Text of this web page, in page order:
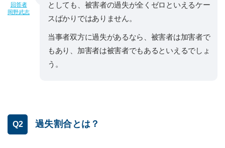
回答者
岡野武志
としても、被害者の過失が全くゼロといえるケー
スばかりではありません。
当事者双方に過失があるなら、被害者は加害者で
もあり、加害者は被害者でもあるといえるでしょ
う。
Q2 過失割合とは？